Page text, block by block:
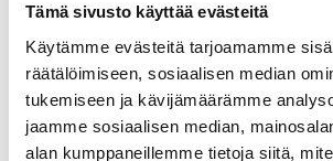
Tämä sivusto käyttää evästeitä
Käytämme evästeitä tarjoamamme
räätälöimiseen, sosiaalisen median
tukemiseen ja kävijämäärämme
jaamme sosiaalisen median,
alan kumppaneillemme tietoja siitä,
ETL HVC50KS-KS testikaapeli
HVC50KS-KS kaapeli